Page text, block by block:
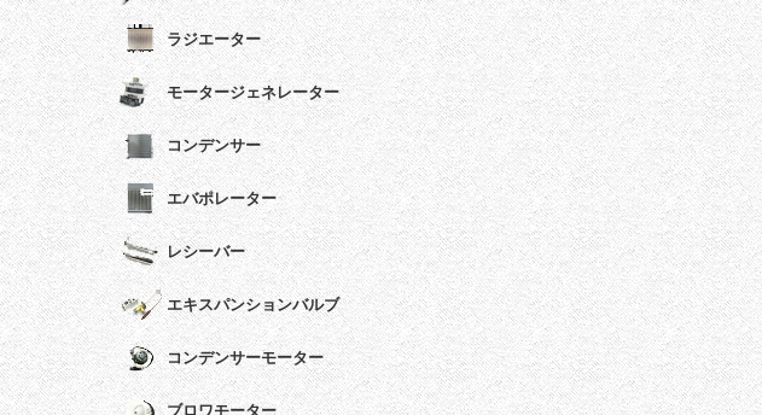
ラジエーター
モータージェネレーター
コンデンサー
エバポレーター
レシーバー
エキスパンションバルブ
コンデンサーモーター